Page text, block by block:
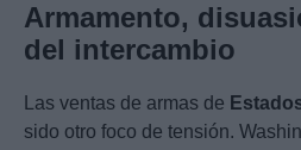
Armamento,
del intercambio
Las ventas de armas de
sido otro foco de tensión.